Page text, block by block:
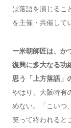
は落語を演じるこ
を主催・共催して
ー米朝師匠は、か
復興に多大なる功
思う「上方落語」
やはり、大阪特有
めない。「こいつ
笑って終われると